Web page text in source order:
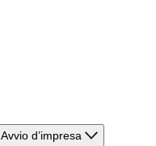
Avvio d’impresa